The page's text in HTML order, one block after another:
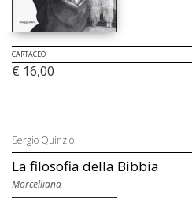
CARTACEO
€ 16,00
Sergio Quinzio
La filosofia della Bibbia
Morcelliana